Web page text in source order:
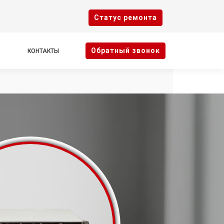
Cтатус ремонта
КОНТАКТЫ Oбратный звонок